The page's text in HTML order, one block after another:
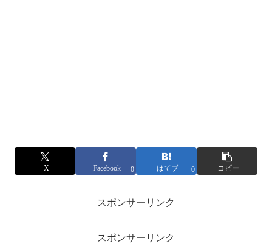
X Facebook 0 はてブ 0 コピー
スポンサーリンク
スポンサーリンク